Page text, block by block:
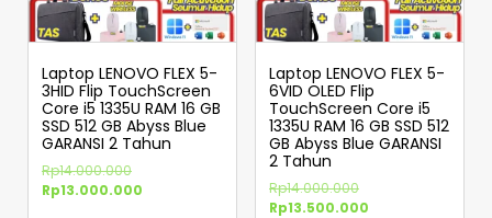
Laptop LENOVO FLEX 5-
3HID Flip TouchScreen
Core i5 1335U RAM 16 GB
SSD 512 GB Abyss Blue
GARANSI 2 Tahun
Rp14.000.000
Rp13.000.000
Laptop LENOVO FLEX 5-
6VID OLED Flip
TouchScreen Core i5
1335U RAM 16 GB SSD 512
GB Abyss Blue GARANSI
2 Tahun
Rp14.000.000
Rp13.500.000